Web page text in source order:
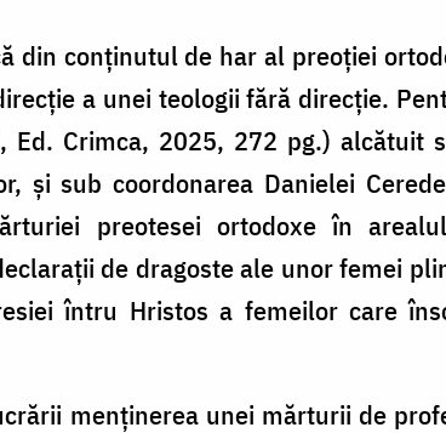
din conținutul de har al preoției
a unei teologii fără direcție.
Crimca, 2025, 272 pg.) alcătuit
și sub coordonarea Danielei
preotesei ortodoxe în
de dragoste ale unor femei
întru Hristos a femeilor care
menținerea unei mărturii de